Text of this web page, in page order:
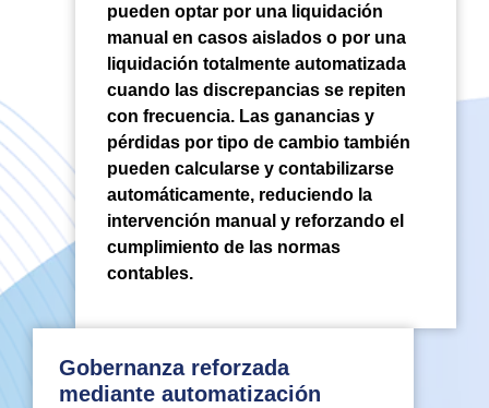
pueden optar por una liquidación
manual en casos aislados o por una
liquidación totalmente automatizada
cuando las discrepancias se repiten
con frecuencia. Las ganancias y
pérdidas por tipo de cambio también
pueden calcularse y contabilizarse
automáticamente, reduciendo la
intervención manual y reforzando el
cumplimiento de las normas
contables.
Gobernanza reforzada
mediante automatización